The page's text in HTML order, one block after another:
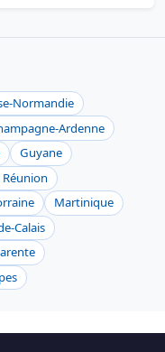
Normandie
Ardenne
Guyane
Réunion
Martinique
Calais